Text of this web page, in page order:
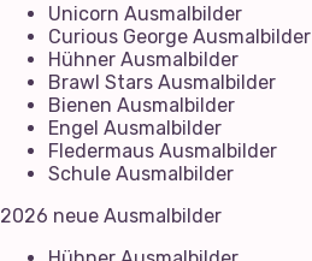
Unicorn Ausmalbilder
Curious George Ausmalbilder
Hühner Ausmalbilder
Brawl Stars Ausmalbilder
Bienen Ausmalbilder
Engel Ausmalbilder
Fledermaus Ausmalbilder
Schule Ausmalbilder
2026 neue Ausmalbilder